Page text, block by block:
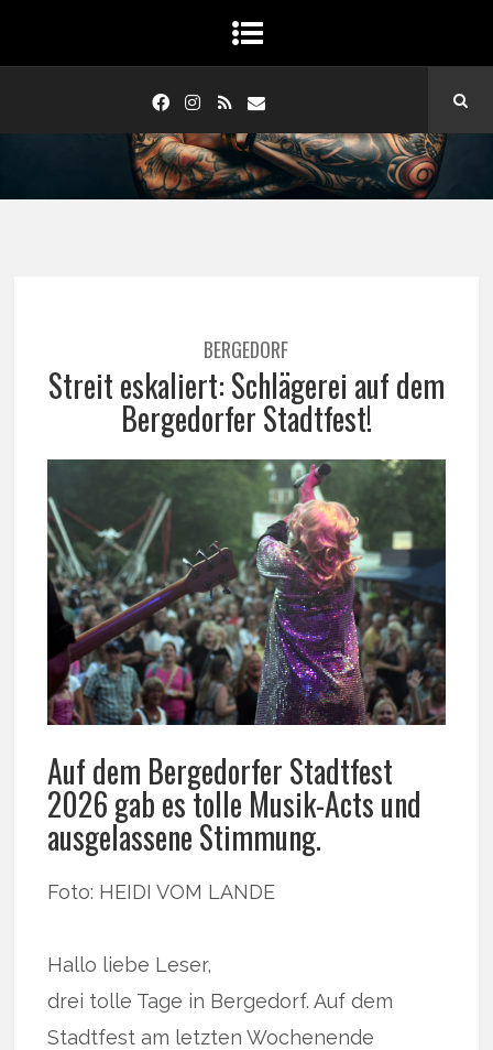
BERGEDORF
Streit eskaliert: Schlägerei auf dem
Bergedorfer Stadtfest!
Auf dem Bergedorfer Stadtfest
2026 gab es tolle Musik-Acts und
ausgelassene Stimmung.
Foto: HEIDI VOM LANDE
Hallo liebe Leser,
drei tolle Tage in Bergedorf. Auf dem
Stadtfest am letzten Wochenende